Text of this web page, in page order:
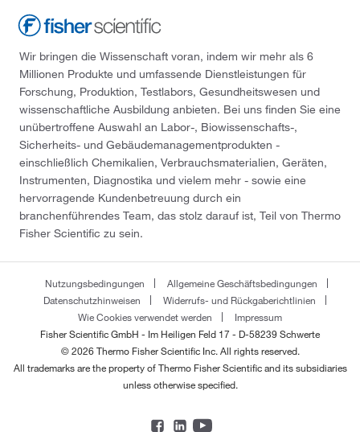
Wir bringen die Wissenschaft voran, indem wir mehr als 6
Millionen Produkte und umfassende Dienstleistungen für
Forschung, Produktion, Testlabors, Gesundheitswesen und
wissenschaftliche Ausbildung anbieten. Bei uns finden Sie eine
unübertroffene Auswahl an Labor-, Biowissenschafts-,
Sicherheits- und Gebäudemanagementprodukten -
einschließlich Chemikalien, Verbrauchsmaterialien, Geräten,
Instrumenten, Diagnostika und vielem mehr - sowie eine
hervorragende Kundenbetreuung durch ein
branchenführendes Team, das stolz darauf ist, Teil von Thermo
Fisher Scientific zu sein.
Nutzungsbedingungen
Allgemeine Geschäftsbedingungen
Datenschutzhinweisen
Widerrufs- und Rückgaberichtlinien
Wie Cookies verwendet werden
Impressum
Fisher Scientific GmbH - Im Heiligen Feld 17 - D-58239 Schwerte
© 2026 Thermo Fisher Scientific Inc. All rights reserved.
All trademarks are the property of Thermo Fisher Scientific and its subsidiaries
unless otherwise specified.